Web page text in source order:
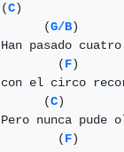
(C)
      (
G/B)
Han pasado
        (
F)
con el circo
      (
C)
Pero nunca pude
        (
F)